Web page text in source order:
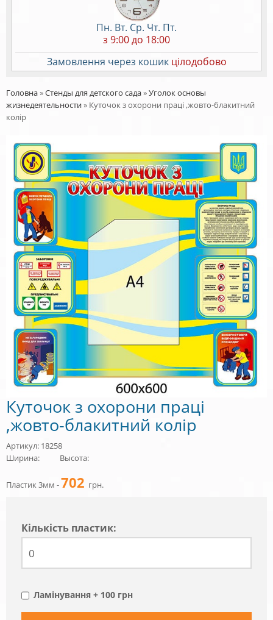
Пн. Вт. Ср. Чт. Пт.
з 9:00 до 18:00
Замовлення через кошик цілодобово
Головна»Стенды для детского сада»Уголок основы
жизнедеятельности» Куточок з охорони праці ,жовто-блакитний
колір
Куточок з охорони праці
,жовто-блакитний колір
Артикул: 18258
Ширина:
Высота:
Пластик 3мм -702 грн.
Кiлькiсть пластик:
Ламінування + 100 грн